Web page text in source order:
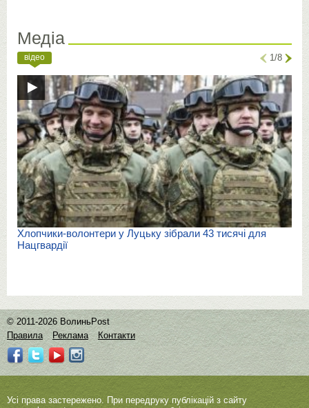
Медіа
відео 1/8
Хлопчики-волонтери у Луцьку зібрали 43 тисячі для
Нацгвардії
© 2011-2026 ВолиньPost
Правила
Реклама Контакти
Усі права застережено. При передруку публікацій з сайту